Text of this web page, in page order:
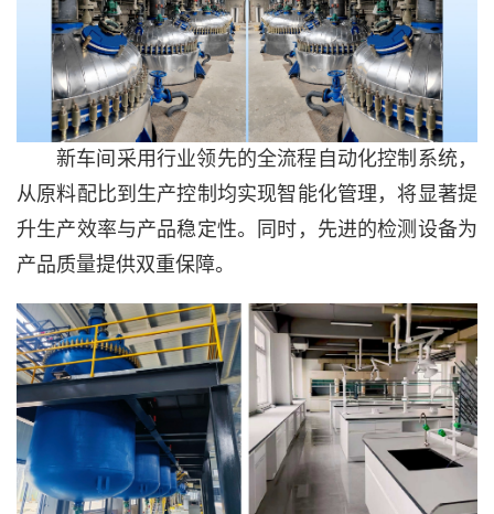
新车间采用行业领先的全流程自动化控制系统，
从原料配比到生产控制均实现智能化管理，将显著提
升生产效率与产品稳定性。同时，先进的检测设备为
产品质量提供双重保障。